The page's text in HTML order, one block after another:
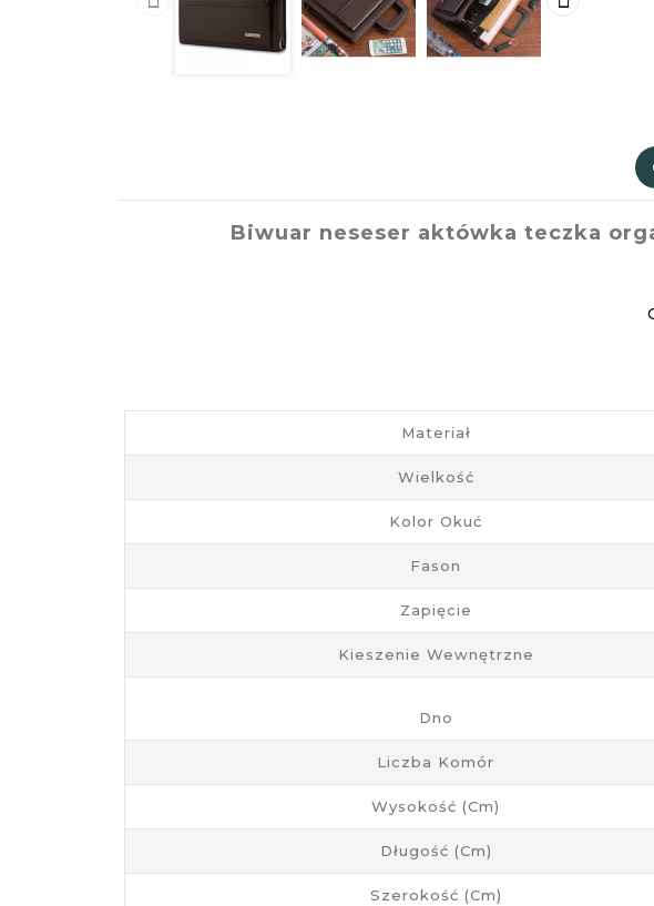
Biwuar neseser aktówka teczka
Materiał
Wielkość
Kolor Okuć
Fason
Zapięcie
Kieszenie Wewnętrzne
Dno
Liczba Komór
Wysokość (cm)
Długość (cm)
Szerokość (cm)